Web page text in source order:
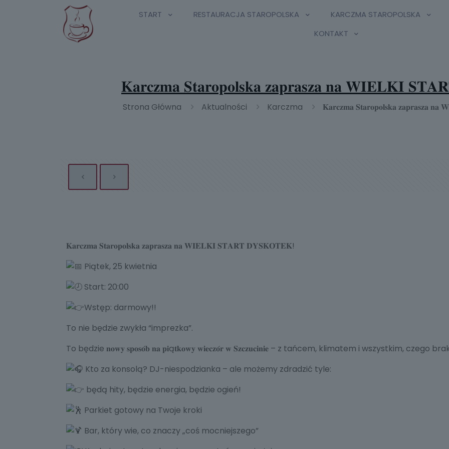
START RESTAURACJA STAROPOLSKA KARCZMA STAROPOLSKA
KONTAKT
𝐊𝐚𝐫𝐜𝐳𝐦𝐚 𝐒𝐭𝐚𝐫𝐨𝐩𝐨𝐥𝐬𝐤𝐚 𝐳𝐚𝐩𝐫𝐚𝐬𝐳𝐚 𝐧𝐚 𝐖𝐈𝐄𝐋𝐊𝐈
Strona Główna Aktualności Karczma 𝐊𝐚𝐫𝐜𝐳𝐦𝐚 𝐒𝐭𝐚𝐫𝐨𝐩𝐨𝐥𝐬𝐤𝐚
𝐊𝐚𝐫𝐜𝐳𝐦𝐚 𝐒𝐭𝐚𝐫𝐨𝐩𝐨𝐥𝐬𝐤𝐚 𝐳𝐚𝐩𝐫𝐚𝐬𝐳𝐚 𝐧𝐚 𝐖𝐈𝐄𝐋𝐊𝐈 𝐒𝐓𝐀𝐑𝐓 𝐃𝐘𝐒𝐊𝐎𝐓𝐄𝐊!
Piątek, 25 kwietnia
Start: 20:00
Wstęp: darmowy!!
To nie będzie zwykła “imprezka”.
To będzie 𝐧𝐨𝐰𝐲 𝐬𝐩𝐨𝐬𝐨́𝐛 𝐧𝐚 𝐩𝐢ą𝐭𝐤𝐨𝐰𝐲 𝐰𝐢𝐞𝐜𝐳𝐨́𝐫 𝐰 𝐒𝐳𝐜𝐳𝐮𝐜𝐢𝐧𝐢𝐞 – z tańcem, klimatem i wszystkim, czego
Kto za konsolą? DJ-niespodzianka – ale możemy zdradzić tyle:
będą hity, będzie energia, będzie ogień!
Parkiet gotowy na Twoje kroki
Bar, który wie, co znaczy „coś mocniejszego”